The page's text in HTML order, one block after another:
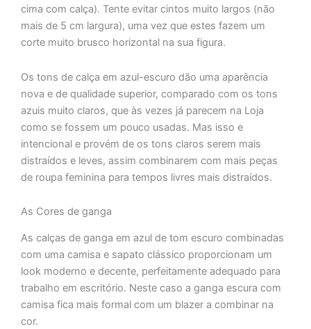
cima com calça). Tente evitar cintos muito largos (não
mais de 5 cm largura), uma vez que estes fazem um
corte muito brusco horizontal na sua figura.
Os tons de calça em azul-escuro dão uma aparência
nova e de qualidade superior, comparado com os tons
azuis muito claros, que às vezes já parecem na Loja
como se fossem um pouco usadas. Mas isso e
intencional e provém de os tons claros serem mais
distraídos e leves, assim combinarem com mais peças
de roupa feminina para tempos livres mais distraídos.
As Cores de ganga
As calças de ganga em azul de tom escuro combinadas
com uma camisa e sapato clássico proporcionam um
look moderno e decente, perfeitamente adequado para
trabalho em escritório. Neste caso a ganga escura com
camisa fica mais formal com um blazer a combinar na
cor.